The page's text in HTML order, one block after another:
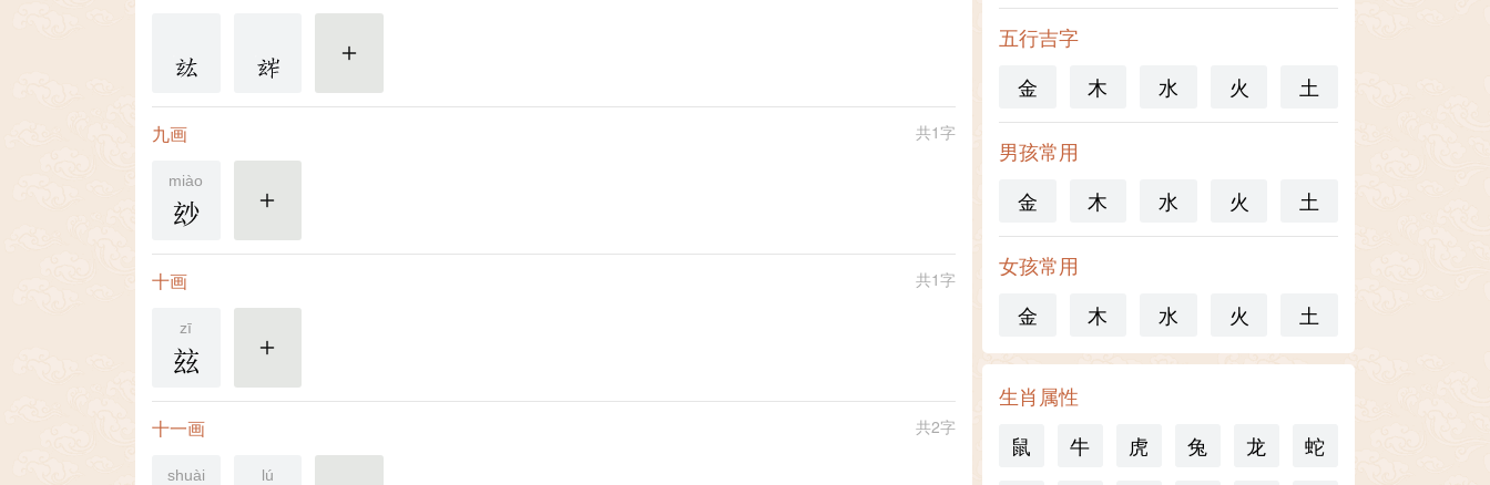
更多
共1字
九画
miào
玅 更多
共1字
十画
zī
玆 更多
共2字
十一画
shuài lú
五行吉字
金
木 水 火 土
男孩常用
金
木 水 火 土
女孩常用
金
木 水 火 土
生肖属性
鼠
牛 虎 兔 龙
蛇